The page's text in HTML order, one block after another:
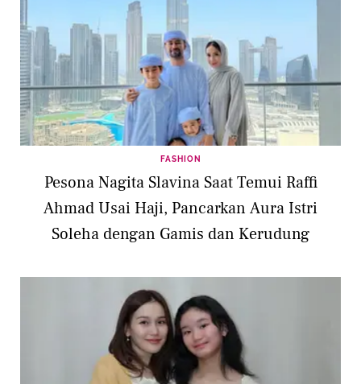
FASHION
Pesona Nagita Slavina Saat Temui Raffi
Ahmad Usai Haji, Pancarkan Aura Istri
Soleha dengan Gamis dan Kerudung